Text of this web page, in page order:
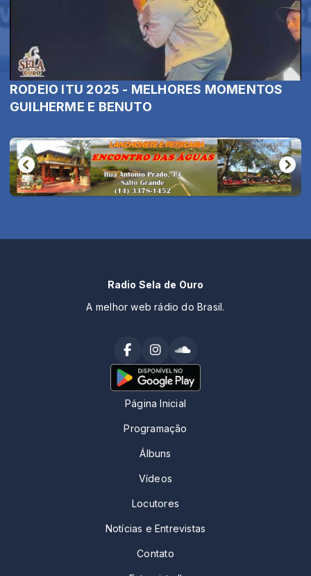
RODEIO ITU 2025 - MELHORES MOMENTOS
GUILHERME E BENUTO
Radio Sela de Ouro
A melhor web rádio do Brasil.
Página Inicial
Programação
Álbuns
Vídeos
Locutores
Notícias e Entrevistas
Contato